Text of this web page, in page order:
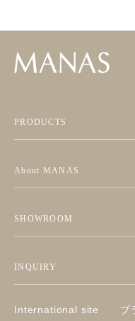
PRODUCTS
About MANAS
SHOWROOM
INQUIRY
International site プ